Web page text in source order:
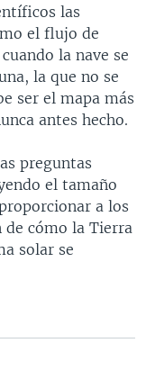
las
el flujo de
la nave se
la que no se
ser el mapa más
antes hecho.
preguntas
el tamaño
a los
cómo la Tierra
solar se